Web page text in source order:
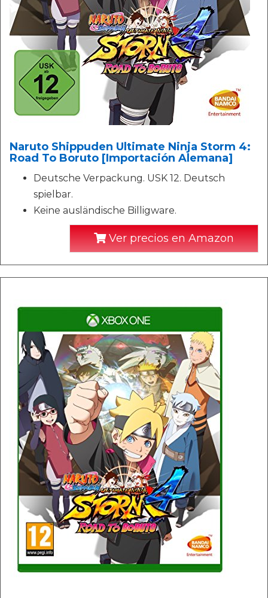
Naruto Shippuden Ultimate Ninja Storm 4:
Road To Boruto [Importación Alemana]
Deutsche Verpackung. USK 12. Deutsch
spielbar.
Keine ausländische Billigware.
Ver precios en Amazon